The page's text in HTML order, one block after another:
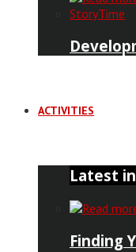
ACTIVITIES
Latest
Finding